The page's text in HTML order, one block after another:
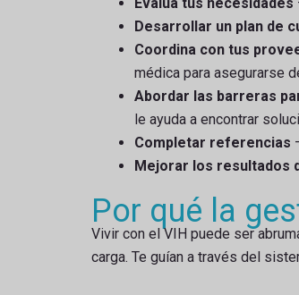
Desarrollar un plan de
Coordina con tus
médica para asegurarse
Abordar las barreras
le ayuda a encontrar
Completar referencias
Mejorar los resultados
Por qué la
Vivir con el VIH puede ser
carga. Te guían a través del